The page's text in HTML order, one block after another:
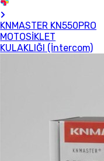
KNMASTER KN550PRO
MOTOSİKLET
KULAKLIĞI (İntercom)